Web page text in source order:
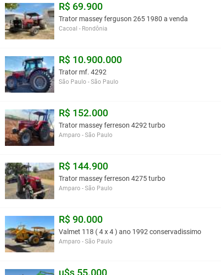
R$ 69.900
Trator massey ferguson 265 1980 a venda
Cacoal - Rondônia
R$ 10.900.000
Trator mf. 4292
São Paulo - São Paulo
R$ 152.000
Trator massey ferreson 4292 turbo
Amparo - São Paulo
R$ 144.900
Trator massey ferreson 4275 turbo
Amparo - São Paulo
R$ 90.000
Valmet 118 ( 4 x 4 ) ano 1992 conservadissimo
Amparo - São Paulo
u$s 55.000